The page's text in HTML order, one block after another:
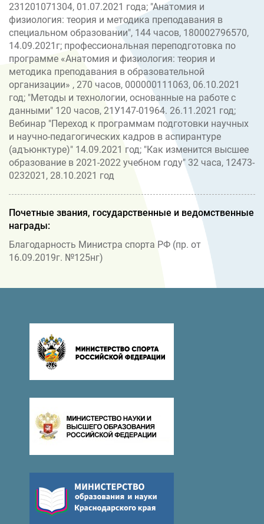
231201071304, 01.07.2021 года; "Анатомия и
физиология: теория и методика преподавания в
специальном образовании", 144 часов, 180002796570,
14.09.2021г; профессиональная переподготовка по
программе «Анатомия и физиология: теория и
методика преподавания в образовательной
организации» , 270 часов, 000000111063, 06.10.2021
год; "Методы и технологии, основанные на работе с
данными" 120 часов, 21У147-01964. 26.11.2021 год;
Вебинар "Переход к программам подготовки научных
и научно-педагогических кадров в аспирантуре
(адъюнктуре)" 14.09.2021 год; "Как изменится высшее
образование в 2021-2022 учебном году" 32 часа, 12473-
0232021, 28.10.2021 год
Почетные звания, государственные и ведомственные
награды:
Благодарность Министра спорта РФ (пр. от
16.09.2019г. №125нг)